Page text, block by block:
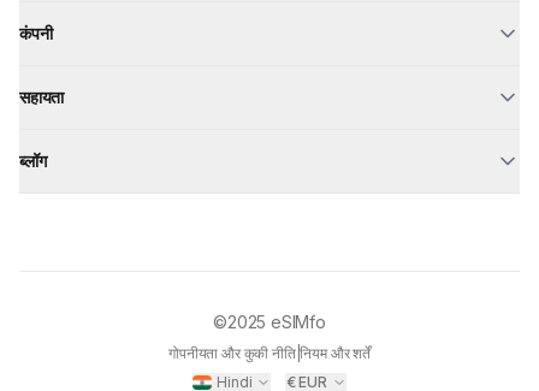
कंपनी
सहायता
ब्लॉग
©2025 eSIMfo
गोपनीयता और कुकी नीति|नियम और शर्तें
Hindi
€EUR